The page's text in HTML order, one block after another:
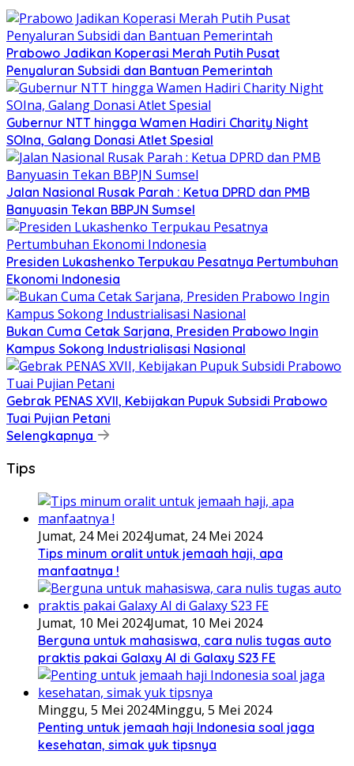
Prabowo Jadikan Koperasi Merah Putih Pusat
Penyaluran Subsidi dan Bantuan Pemerintah
Gubernur NTT hingga Wamen Hadiri Charity Night
SOIna, Galang Donasi Atlet Spesial
Jalan Nasional Rusak Parah : Ketua DPRD dan PMB
Banyuasin Tekan BBPJN Sumsel
Presiden Lukashenko Terpukau Pesatnya Pertumbuhan
Ekonomi Indonesia
Bukan Cuma Cetak Sarjana, Presiden Prabowo Ingin
Kampus Sokong Industrialisasi Nasional
Gebrak PENAS XVII, Kebijakan Pupuk Subsidi Prabowo
Tuai Pujian Petani
Selengkapnya
Tips
Jumat, 24 Mei 2024Jumat, 24 Mei 2024
Tips minum oralit untuk jemaah haji, apa
manfaatnya !
Jumat, 10 Mei 2024Jumat, 10 Mei 2024
Berguna untuk mahasiswa, cara nulis tugas auto
praktis pakai Galaxy AI di Galaxy S23 FE
Minggu, 5 Mei 2024Minggu, 5 Mei 2024
Penting untuk jemaah haji Indonesia soal jaga
kesehatan, simak yuk tipsnya